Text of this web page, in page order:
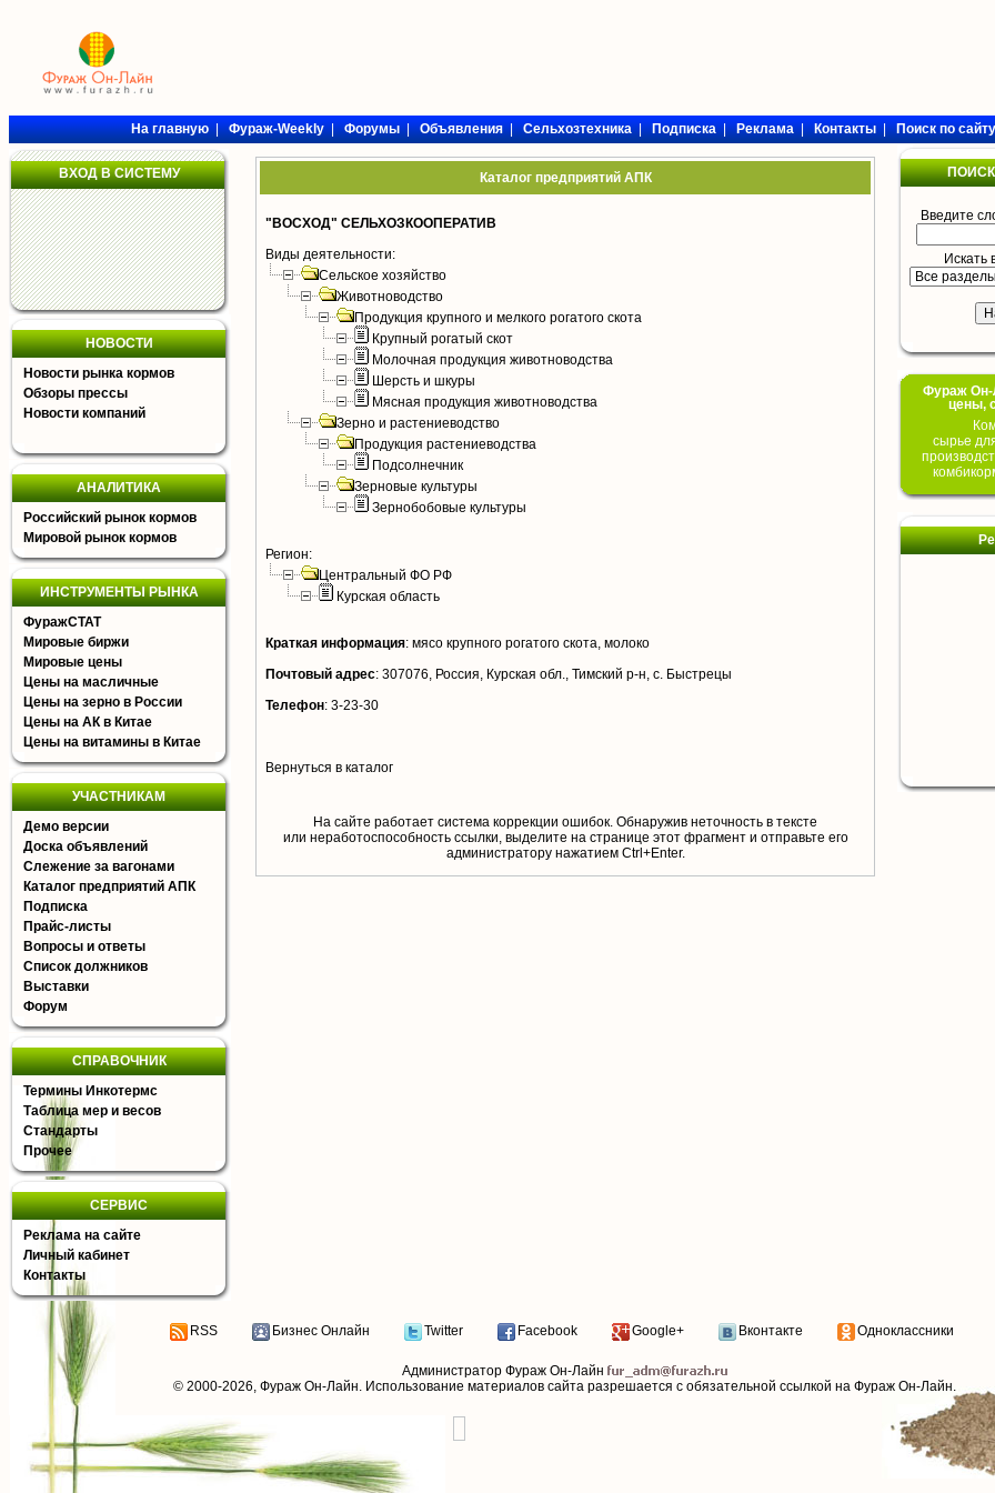
На главную|Фураж-Weekly|Форумы|Объявления|Сельхозтехника|Подписка|Реклама|Контакты|Поиск по сайту
ВХОД В СИСТЕМУ
НОВОСТИ
Новости рынка кормов
Обзоры прессы
Новости компаний
АНАЛИТИКА
Российский рынок кормов
Мировой рынок кормов
ИНСТРУМЕНТЫ РЫНКА
ФуражСТАТ
Мировые биржи
Мировые цены
Цены на масличные
Цены на зерно в России
Цены на АК в Китае
Цены на витамины в Китае
УЧАСТНИКАМ
Демо версии
Доска объявлений
Слежение за вагонами
Каталог предприятий АПК
Подписка
Прайс-листы
Вопросы и ответы
Список должников
Выставки
Форум
СПРАВОЧНИК
Термины Инкотермс
Таблица мер и весов
Стандарты
Прочее
СЕРВИС
Реклама на сайте
Личный кабинет
Контакты
Каталог предприятий АПК
"ВОСХОД" СЕЛЬХОЗКООПЕРАТИВ
Виды деятельности:
Сельское хозяйство
Животноводство
Продукция крупного и мелкого рогатого скота
Крупный рогатый скот
Молочная продукция животноводства
Шерсть и шкуры
Мясная продукция животноводства
Зерно и растениеводство
Продукция растениеводства
Подсолнечник
Зерновые культуры
Зернобобовые культуры
Регион:
Центральный ФО РФ
Курская область
Краткая информация: мясо крупного рогатого скота, молоко
Почтовый адрес: 307076, Россия, Курская обл., Тимский р-н, с. Быстрецы
Телефон: 3-23-30
Вернуться в каталог
На сайте работает система коррекции ошибок. Обнаружив неточность в тексте
или неработоспособность ссылки, выделите на странице этот фрагмент и отправьте его
aдминистратору нажатием Ctrl+Enter.
Введите
Искать
Фураж Он-
цены,
сырье
RSS Бизнес Онлайн Twitter Facebook Google+ Вконтакте Одноклассники
Администратор Фураж Он-Лайн
© 2000-2026, Фураж Он-Лайн. Использование материалов сайта разрешается с обязательной ссылкой на Фураж Он-Лайн.